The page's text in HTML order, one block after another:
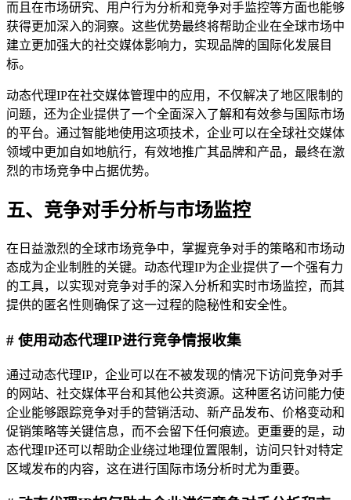
而且在市场研究、用户行为分析和竞争对手监控等方面也能够
获得更加深入的洞察。这些优势最终将帮助企业在全球市场中
建立更加强大的社交媒体影响力，实现品牌的国际化发展目
标。
动态代理IP在社交媒体管理中的应用，不仅解决了地区限制的
问题，还为企业提供了一个全面深入了解和有效参与国际市场
的平台。通过智能地使用这项技术，企业可以在全球社交媒体
领域中更加自如地航行，有效地推广其品牌和产品，最终在激
烈的市场竞争中占据优势。
五、竞争对手分析与市场监控
在日益激烈的全球市场竞争中，掌握竞争对手的策略和市场动
态成为企业制胜的关键。动态代理IP为企业提供了一个强有力
的工具，以实现对竞争对手的深入分析和实时市场监控，而其
提供的匿名性则确保了这一过程的隐秘性和安全性。
# 使用动态代理IP进行竞争情报收集
通过动态代理IP，企业可以在不被发现的情况下访问竞争对手
的网站、社交媒体平台和其他公共资源。这种匿名访问能力使
企业能够跟踪竞争对手的营销活动、新产品发布、价格变动和
促销策略等关键信息，而不会留下任何痕迹。更重要的是，动
态代理IP还可以帮助企业绕过地理位置限制，访问只针对特定
区域发布的内容，这在进行国际市场分析时尤为重要。